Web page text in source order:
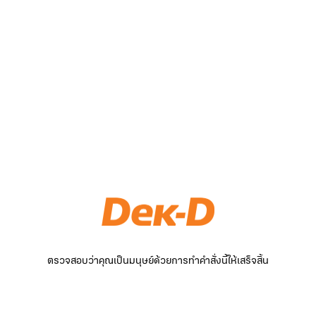
ตรวจสอบว่าคุณเป็นมนุษย์ด้วยการทำคำสั่งนี้ให้เสร็จสิ้น